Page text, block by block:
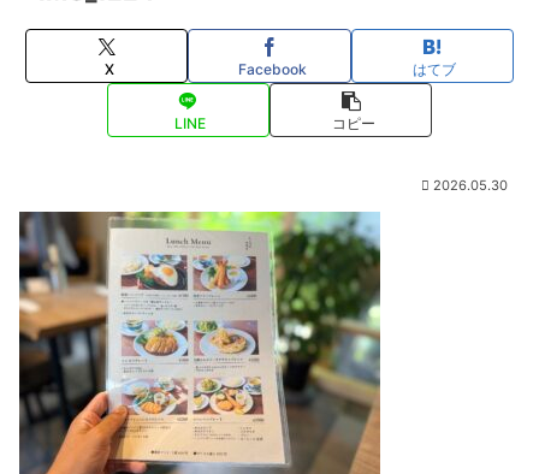
X Facebook はてブ
LINE コピー
2026.05.30